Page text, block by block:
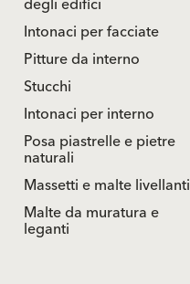
Intonaci per facciate
Pitture da interno
Stucchi
Intonaci per interno
Posa piastrelle e pietre
naturali
Massetti e malte livellanti
Malte da muratura e
leganti